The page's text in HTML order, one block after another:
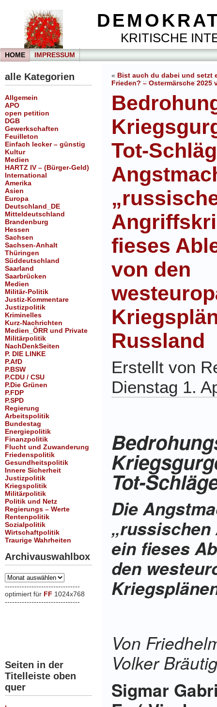
KRITISCHE
HOME IMPRESSUM
alle Kategorien
Allgemein
APO
open petition
DGB
Gewerkschaften
Feuilleton
Einfach lecker – günstig
Kultur
Medien
HARTZ IV – (Bürger-Geld)
International
Amerika
Asien
Europa
Deutschland_DE
Mitteldeutschland
Brandenburg
Hessen
Sachsen
Sachsen-Anhalt
Thüringen
Süddeutschland
Saarland
Saarbrücken
Medien
Militär-Politik
Justiz-Kommentare
Justizpolitik
Kriminelles
Kurz-Nachrichten
Medien_ÖRR und Private
Militärpolitik
NachDenkSeiten
P. DIE LINKE
P.AfD
P.BSW
P.CDU / CSU
P.Die Grünen
P.FDP
P.SPD
Regierung
Arbeitspolitik
Bundestag
Energiepolitik
Finanzpolitik
Flucht und Zuwanderung
Friedenspolitik
Gesundheitspolitik
Innere Sicherheit
Justizpolitik
Kriegspolitik
Militärpolitik
Politik und Netz
Regierungs – Werte
Rentenpolitik
Sozialpolitik
Wirtschaftpolitik
Traurige Wahrheiten
Archivauswahlbox
Archivauswahlbox
-------------------------------
optimiert für FF 1024x768
-------------------------------
Seiten in der
Titelleiste oben
quer
« Bist auch du dabei und setzt
Frieden? – Ostermärsche 2025
Tot-
fieses
von den
Russland
Erstellt von
Dienstag 1.
Tot-
Die
ein fieses
den
Von
Volker
Sigmar